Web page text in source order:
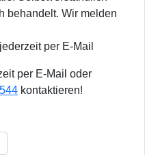
behandelt. Wir melden
per E-Mail
per E-Mail oder
kontaktieren!